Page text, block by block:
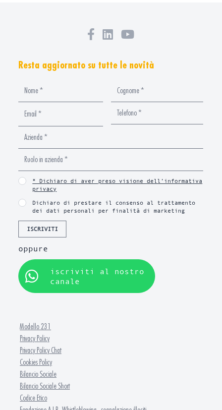
Resta aggiornato su tutte le novità
* Dichiaro di aver preso visione dell’informativa
privacy
Dichiaro di prestare il consenso al trattamento
dei dati personali per finalità di marketing
ISCRIVITI
oppure
iscriviti al nostro
canale
Modello 231
Privacy Policy
Privacy Policy Chat
Cookies Policy
Bilancio Sociale
Bilancio Sociale Short
Codice Etico